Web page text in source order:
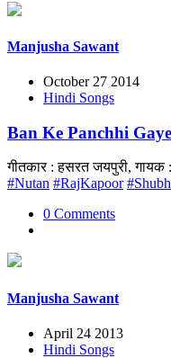
Manjusha Sawant
October 27 2014
Hindi Songs
Ban Ke Panchhi Gaye /
गीतकार : हसरत जयपुरी,
#Nutan #RajKapoor
0 Comments
Manjusha Sawant
April 24 2013
Hindi Songs